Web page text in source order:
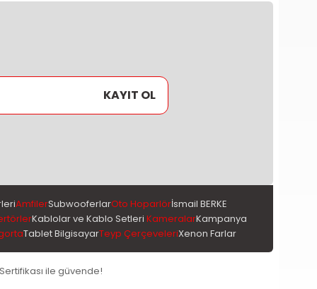
KAYIT OL
AmfilerSubwooferlarOto Hoparlörİsmail BERKE
Kablolar ve Kablo Setleri KameralarKampanya
Tablet BilgisayarTeyp ÇerçeveleriXenon Farlar
ile güvende!